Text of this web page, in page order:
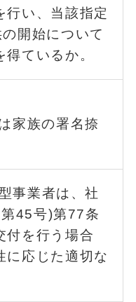
行い、当該指定
開始について
ているか。
家族の署名捺
事業者は、社
45号)第77条
付を行う場合
に応じた適切な